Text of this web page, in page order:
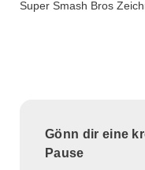
Super Smash Bros
Gönn dir eine
Pause